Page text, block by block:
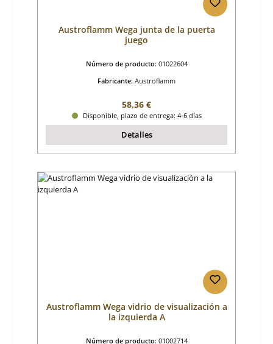
Austroflamm Wega junta de la puerta
juego
Número de producto: 01022604
Fabricante: Austroflamm
Precio normal:
58,36 €
Disponible, plazo de entrega: 4-6 días
Detalles
Austroflamm Wega vidrio de visualización a
la izquierda A
Número de producto: 01002714